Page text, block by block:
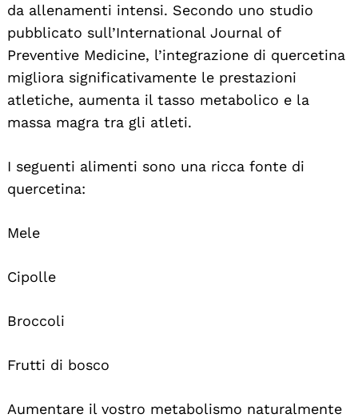
da allenamenti intensi. Secondo uno studio
pubblicato sull’International Journal of
Preventive Medicine, l’integrazione di quercetina
migliora significativamente le prestazioni
atletiche, aumenta il tasso metabolico e la
massa magra tra gli atleti.
I seguenti alimenti sono una ricca fonte di
quercetina:
Mele
Cipolle
Broccoli
Frutti di bosco
Aumentare il vostro metabolismo naturalmente